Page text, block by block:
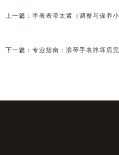
上一篇： 手表表带太紧（调整与保养小
下一篇： 专业指南：浪琴手表摔坏后